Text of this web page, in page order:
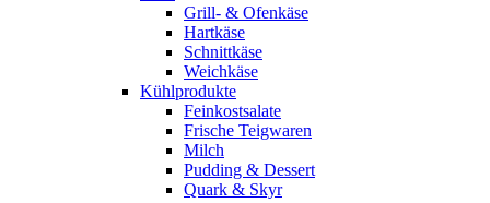
Grill- & Ofenkäse
Hartkäse
Schnittkäse
Weichkäse
Kühlprodukte
Feinkostsalate
Frische Teigwaren
Milch
Pudding & Dessert
Quark & Skyr